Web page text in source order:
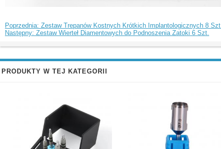
Poprzednia: Zestaw Trepanów Kostnych Krótkich Implantologicznych 8
Następny: Zestaw Wierteł Diamentowych do Podnoszenia Zatoki 6 Szt.
PRODUKTY W TEJ KATEGORII